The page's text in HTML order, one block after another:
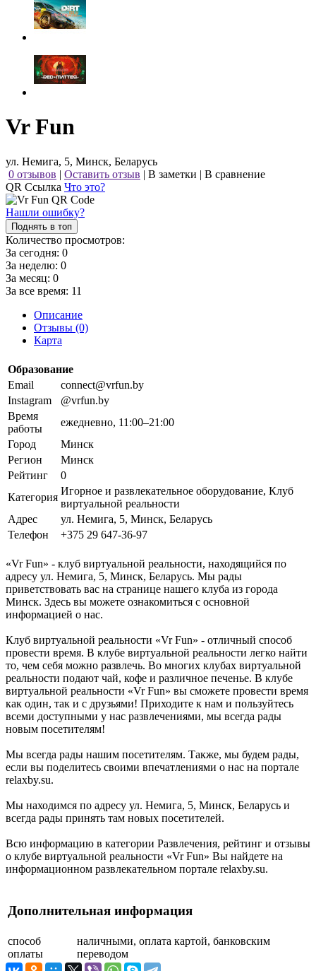
Vr Fun
ул. Немига, 5, Минск, Беларусь
0 отзывов | Оставить отзыв | В заметки | В сравнение
QR Ссылка Что это?
Нашли ошибку?
Поднять в топ
Количество просмотров:
За сегодня: 0
За неделю: 0
За месяц: 0
За все время: 11
Описание
Отзывы (0)
Карта
Образование
Email
connect@vrfun.by
Instagram
@vrfun.by
Время
работы
ежедневно, 11:00–21:00
Город
Минск
Регион
Минск
Рейтинг
0
Категория
Игорное и развлекательное оборудование, Клуб
виртуальной реальности
Адрес
ул. Немига, 5, Минск, Беларусь
Телефон
+375 29 647-36-97
«Vr Fun» - клуб виртуальной реальности, находящийся по
адресу ул. Немига, 5, Минск, Беларусь. Мы рады
приветствовать вас на странице нашего клуба из города
Минск. Здесь вы можете ознакомиться с основной
информацией о нас.
Клуб виртуальной реальности «Vr Fun» - отличный способ
провести время. В клубе виртуальной реальности легко найти
то, чем себя можно развлечь. Во многих клубах виртуальной
реальности подают чай, кофе и различное печенье. В клубе
виртуальной реальности «Vr Fun» вы сможете провести время
как один, так и с друзьями! Приходите к нам и пользуйтесь
всеми доступными у нас развлечениями, мы всегда рады
новым посетителям!
Мы всегда рады нашим посетителям. Также, мы будем рады,
если вы поделитесь своими впечатлениями о нас на портале
relaxby.su.
Мы находимся по адресу ул. Немига, 5, Минск, Беларусь и
всегда рады принять там новых посетителей.
Всю информацию в категории Развлечения, рейтинг и отзывы
о клубе виртуальной реальности «Vr Fun» Вы найдете на
информационном развлекательном портале relaxby.su.
Дополнительная информация
способ
оплаты
наличными, оплата картой, банковским
переводом